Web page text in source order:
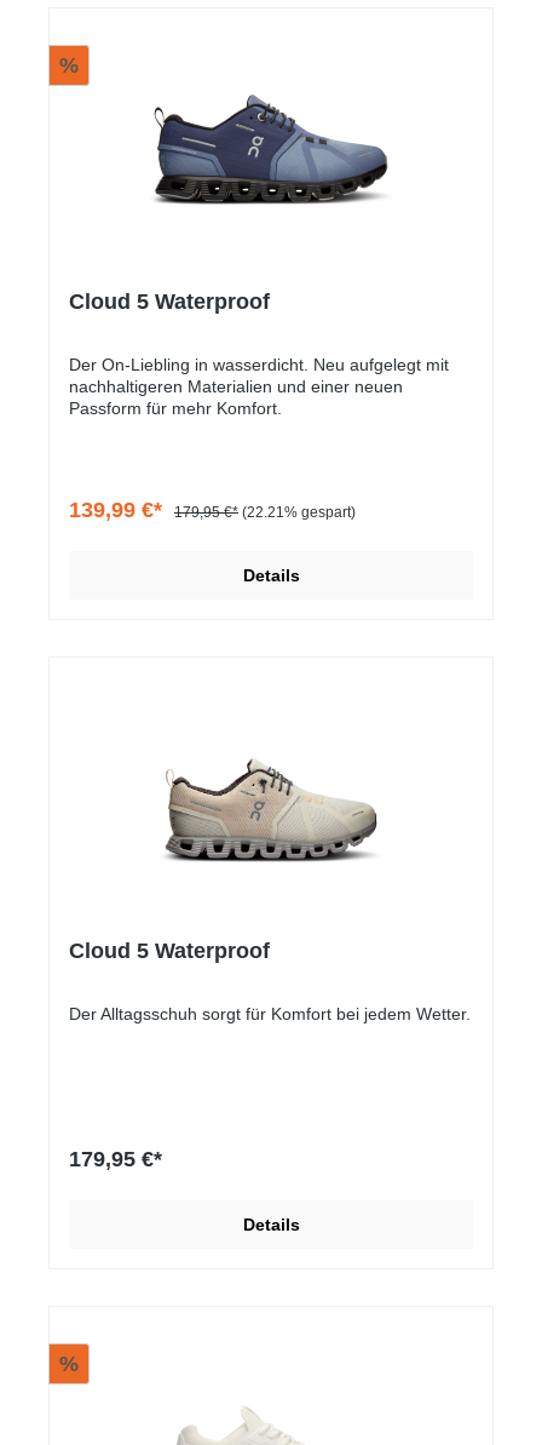
%
Cloud 5 Waterproof
Der On-Liebling in wasserdicht. Neu aufgelegt mit
nachhaltigeren Materialien und einer neuen
Passform für mehr Komfort.
139,99 €* 179,95 €* (22.21% gespart)
Details
Cloud 5 Waterproof
Der Alltagsschuh sorgt für Komfort bei jedem Wetter.
179,95 €*
Details
%